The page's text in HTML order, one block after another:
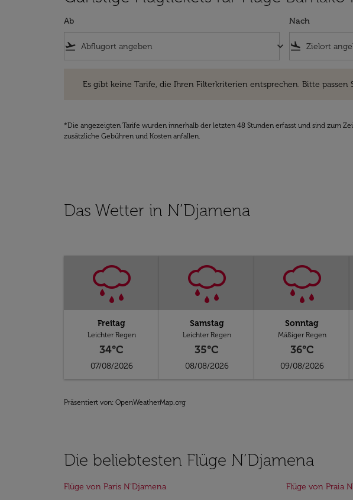
Ab
flight_takeoff keyboard_arrow_down
Nach
flight_land
Es gibt keine Tarife, die Ihren Filterkriterien entsprechen. Bitte passen
*Die angezeigten Tarife wurden innerhalb der letzten 48 Stunden erfasst und sind zum
zusätzliche Gebühren und Kosten anfallen.
Das Wetter in N’Djamena
Freitag
Leichter Regen
34°C
07/08/2026
Samstag
Leichter Regen
35°C
08/08/2026
Sonntag
Mäßiger Regen
36°C
09/08/2026
Präsentiert von: OpenWeatherMap.org
Die beliebtesten Flüge N’Djamena
Flüge von Paris N’Djamena Flüge von Praia